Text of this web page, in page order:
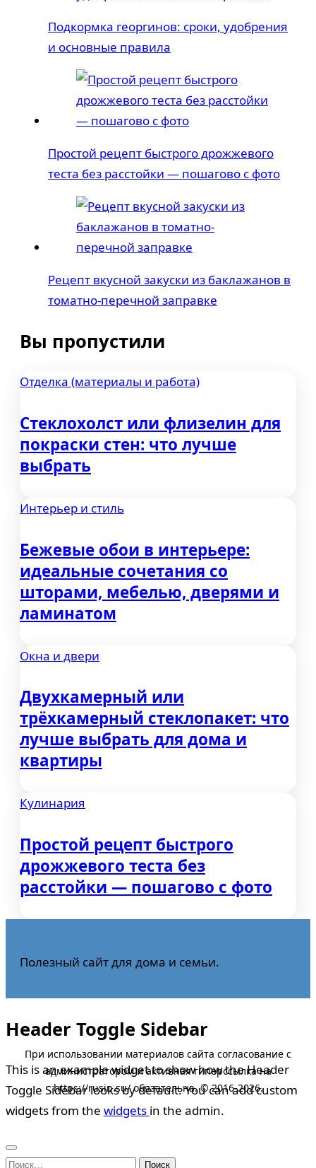
Подкормка георгинов: сроки, удобрения
и основные правила
Простой рецепт быстрого дрожжевого
теста без расстойки — пошагово с фото
Рецепт вкусной закуски из баклажанов в
томатно-перечной заправке
Вы пропустили
Отделка (материалы и работа)
Стеклохолст или флизелин для
покраски стен: что лучше
выбрать
Интерьер и стиль
Бежевые обои в интерьере:
идеальные сочетания со
шторами, мебелью, дверями и
ламинатом
Окна и двери
Двухкамерный или
трёхкамерный стеклопакет: что
лучше выбрать для дома и
квартиры
Кулинария
Простой рецепт быстрого
дрожжевого теста без
расстойки — пошагово с фото
Полезный сайт для дома и семьи.
Header Toggle Sidebar
This is an example widget to show how the Header
Toggle Sidebar looks by default. You can add custom
widgets from the widgets in the admin.
Найти: